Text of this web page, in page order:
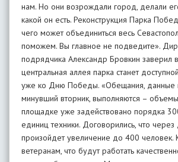
нам. Но они возрождали город, делали
какой он есть. Реконструкция Парка
чего может объединиться весь
поможем. Вы главное не подведите».
подрядчика Александр Бровкин заверил
центральная аллея парка станет
уже ко Дню Победы. «Обещания, данные
минувший вторник, выполняются –
площадке уже задействовано порядка
единиц техники. Договорились, что
произойдет увеличение до 400 человек.
ветеранам, что будут работать